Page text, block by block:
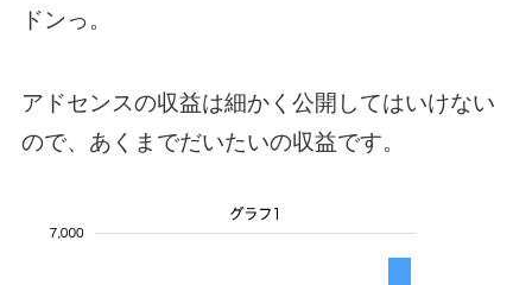
ドンっ。
アドセンスの収益は細かく公開してはいけない
ので、あくまでだいたいの収益です。